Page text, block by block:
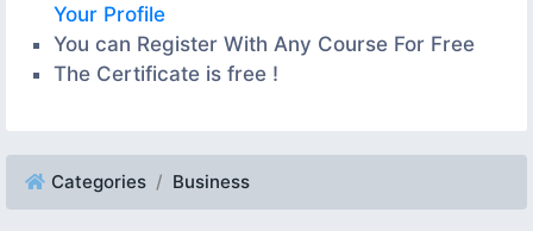
Your Profile
You can Register With Any Course For Free
The Certificate is free !
Categories Business